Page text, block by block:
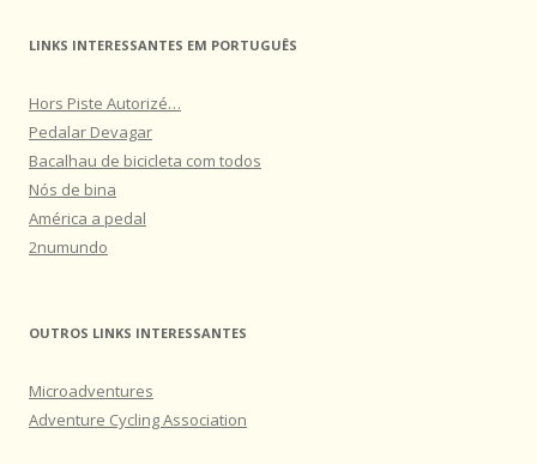
LINKS INTERESSANTES EM PORTUGUÊS
Hors Piste Autorizé…
Pedalar Devagar
Bacalhau de bicicleta com todos
Nós de bina
América a pedal
2numundo
OUTROS LINKS INTERESSANTES
Microadventures
Adventure Cycling Association